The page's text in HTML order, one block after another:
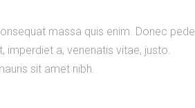
massa quis enim. Donec pede
imperdiet a, venenatis vitae, justo.
sit amet nibh.